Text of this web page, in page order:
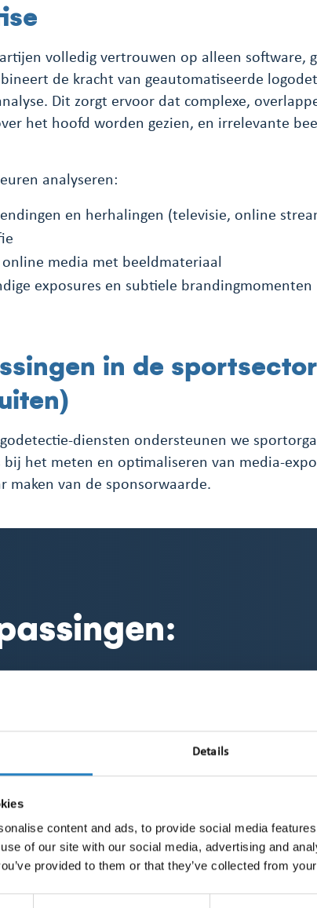
Details
content and ads, to provide social media
of our site with our social media, advertising and
provided to them or that they’ve collected from
volledig vertrouwen op alleen software,
de kracht van geautomatiseerde
Dit zorgt ervoor dat complexe,
het hoofd worden gezien, en irrelevante
analyseren:
en herhalingen (televisie, online
media met beeldmateriaal
exposures en subtiele brandingmomenten
in de
diensten ondersteunen we
bij het meten en optimaliseren van media-
maken van de sponsorwaarde.
kleding,
en scoreborden
en auto’s